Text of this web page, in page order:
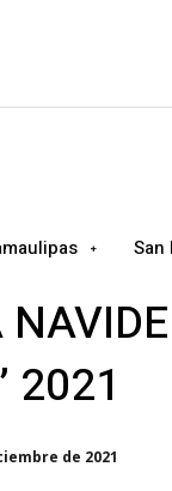
San
2021
de 2021